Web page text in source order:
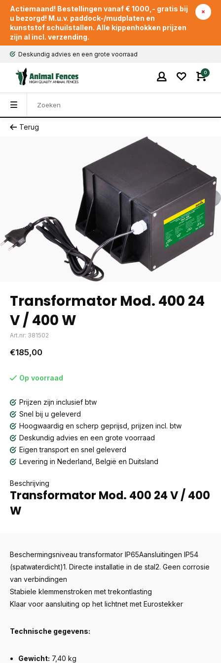
Actiemaand! Bestellingen vanaf € 1000,- gratis bij
u bezorgd! M.u.v. paddock-/mudplaten en
kunststof schuilstallen. Alle kippenhokken prijzen
zijn al incl. verzending.
Deskundig advies en een grote voorraad
0
Terug
Transformator Mod. 400 24
V / 400 W
Art.nr: 381502
€185,00
Op voorraad
Prijzen zijn inclusief btw
Snel bij u geleverd
Hoogwaardig en scherp geprijsd, prijzen incl. btw
Deskundig advies en een grote voorraad
Eigen transport en snel geleverd
Levering in Nederland, België en Duitsland
Beschrijving
Transformator Mod. 400 24 V / 400
W
Beschermingsniveau transformator IP65Aansluitingen IP54
(spatwaterdicht)1. Directe installatie in de stal2. Geen corrosie
van verbindingen
Stabiele klemmenstroken met trekontlasting
Klaar voor aansluiting op het lichtnet met Eurostekker
Technische gegevens:
Gewicht: 7,40 kg